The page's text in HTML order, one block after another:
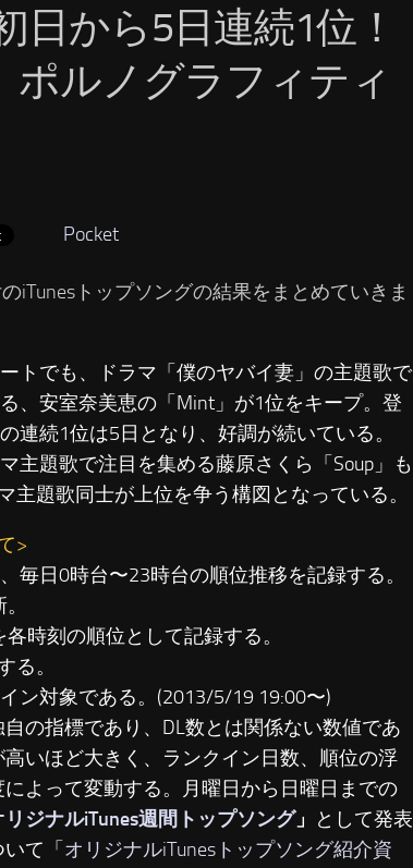
日から5日連続1位！
ポルノグラフィティ
Pocket
iTunesトップソングの結果をまとめていきま
トでも、ドラマ「僕のヤバイ妻」の主題歌で
、安室奈美恵の「Mint」が1位をキープ。登
連続1位は5日となり、好調が続いている。
主題歌で注目を集める藤原さくら「Soup」も
主題歌同士が上位を争う構図となっている。
>
毎日0時台〜23時台の順位推移を記録する。
時刻の順位として記録する。
る。
ン対象である。(2013/5/19 19:00〜)
の指標であり、DL数とは関係ない数値であ
いほど大きく、ランクイン日数、順位の浮
よって変動する。月曜日から日曜日までの
リジナルiTunes週間トップソング」 として発表
て「 オリジナルiTunesトップソング紹介資